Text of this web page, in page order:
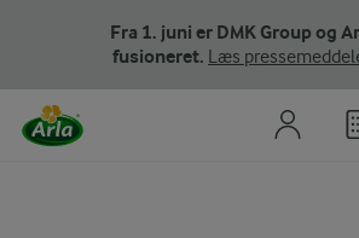
Fra 1. juni er DMK Group og
fusioneret. Læs